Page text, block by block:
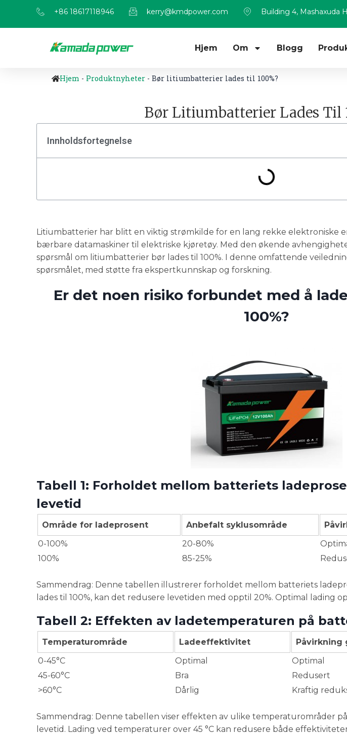
+86 18617118946 kerry@kmdpower.com Building 4, Mashaxuda
Hjem Om Blogg
Hjem - Produktnyheter - Bør litiumbatterier lades til 100%?
Bør Litiumbatterier Lades Til
Innholdsfortegnelse
Litiumbatterier har blitt en viktig strømkilde for en lang rekke elektroniske
bærbare datamaskiner til elektriske kjøretøy. Med den økende
spørsmål om litiumbatterier bør lades til 100%. I denne omfattende
spørsmålet, med støtte fra ekspertkunnskap og forskning.
Er det noen risiko forbundet med å
100%?
Tabell 1: Forholdet mellom batteriets
levetid
Område for ladeprosent Anbefalt syklusområde
0-100%
20-80%
100%
85-25%
Sammendrag: Denne tabellen illustrerer forholdet mellom batteriets
lades til 100%, kan det redusere levetiden med opptil 20%. Optimal lading
Tabell 2: Effekten av ladetemperaturen på
Temperaturområde Ladeeffektivitet
Påvirkning
0-45°C
Optimal
Optimal
45-60°C
Bra
Redusert
>60°C
Dårlig Kraftig
Sammendrag: Denne tabellen viser effekten av ulike temperaturområder
levetid. Lading ved temperaturer over 45 °C kan redusere både